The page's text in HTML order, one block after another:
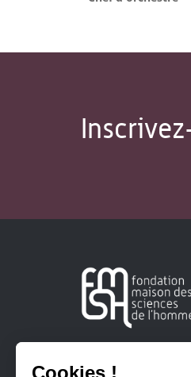
Créée en 1963, la
soutient la recherche